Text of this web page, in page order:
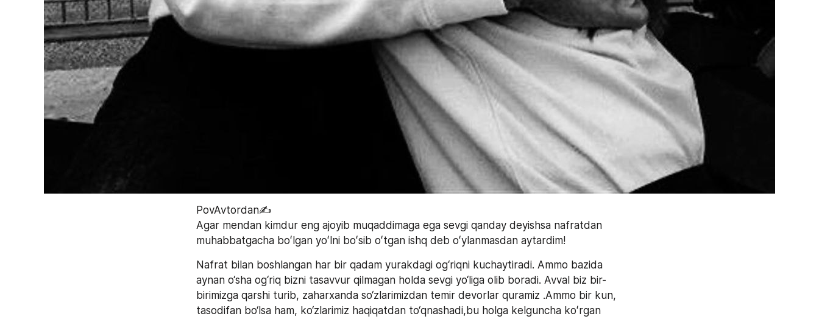
PovAvtordan✍
Agar mendan kimdur eng ajoyib muqaddimaga ega sevgi qanday deyishsa nafratdan
muhabbatgacha boʻlgan yoʻlni boʻsib oʻtgan ishq deb oʻylanmasdan aytardim!
Nafrat bilan boshlangan har bir qadam yurakdagi og‘riqni kuchaytiradi. Ammo bazida
aynan o‘sha og‘riq bizni tasavvur qilmagan holda sevgi yo‘liga olib boradi. Avval biz bir-
birimizga qarshi turib, zaharxanda so‘zlarimizdan temir devorlar quramiz .Ammo bir kun,
tasodifan bo‘lsa ham, ko‘zlarimiz haqiqatdan to‘qnashadi,bu holga kelguncha koʻrgan